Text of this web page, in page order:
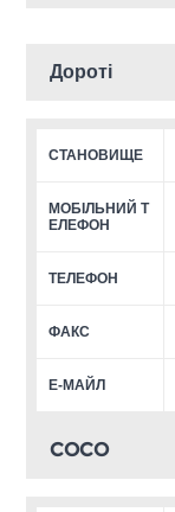
Дороті
СТАНОВИЩЕ
МОБІЛЬНИЙ Т
ЕЛЕФОН
ТЕЛЕФОН
ФАКС
Е-МАЙЛ
COCO